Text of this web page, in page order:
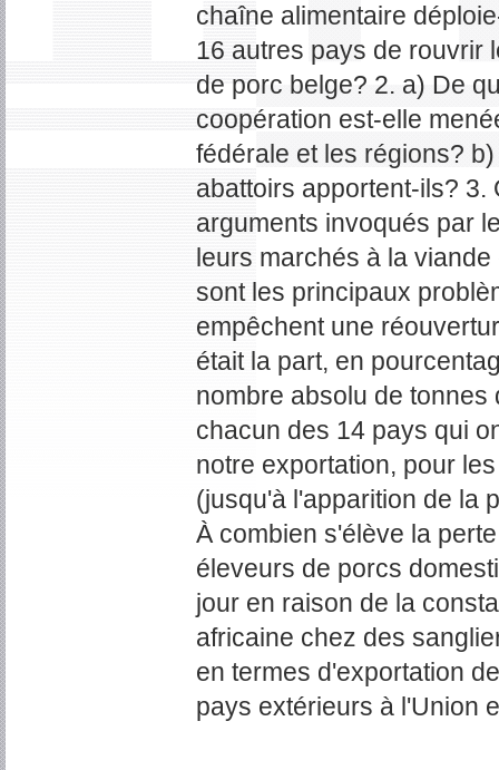
chaîne alimentaire
16 autres pays de rouvrir
de porc belge? 2. a) De
coopération est-elle
fédérale et les régions?
abattoirs apportent-ils?
arguments invoqués par
leurs marchés à la
sont les principaux
empêchent une
était la part, en
nombre absolu de tonnes
chacun des 14 pays qui
notre exportation, pour
(jusqu'à l'apparition de la
À combien s'élève la
éleveurs de porcs
jour en raison de la
africaine chez des
en termes d'exportation
pays extérieurs à l'Union